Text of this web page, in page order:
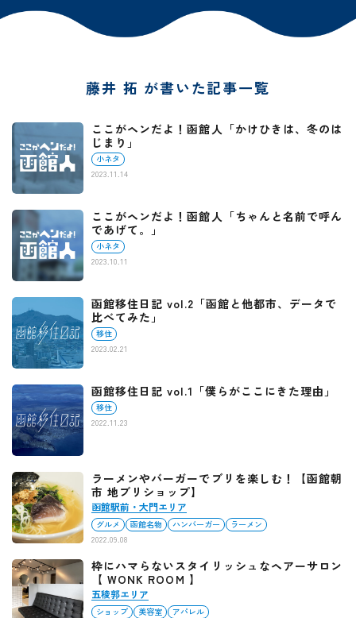
藤井 拓 が書いた記事一覧
ここがヘンだよ！函館人「かけひきは、冬のは
じまり」
小ネタ
2023.11.14
ここがヘンだよ！函館人「ちゃんと名前で呼ん
であげて。」
小ネタ
2023.10.11
函館移住日記 vol.2「函館と他都市、データで
比べてみた」
移住
2023.02.21
函館移住日記 vol.1「僕らがここにきた理由」
移住
2022.11.23
ラーメンやバーガーでブリを楽しむ！【函館朝
市 地ブリショップ】
函館駅前・大門エリア
グルメ 函館名物 ハンバーガー
ラーメン
2022.09.08
枠にハマらないスタイリッシュなヘアーサロン
【 WONK ROOM 】
五稜郭エリア
ショップ 美容室
アパレル